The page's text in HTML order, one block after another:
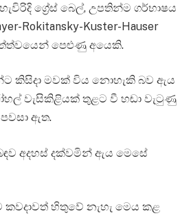
ග්‍රේස් බෙල්, උපතින්ම ගර්භාෂය
Rokitansky-Kuster-Hauser
පෙළුණු අයෙකි.
කිසිදා මවක් විය නොහැකි බව ඇය
වැසිකිළියක් තුළට වී හඬා වැටුණු
ඇත.
අදහස් දක්වමින් ඇය මෙසේ
හිතුවේ නැහැ මෙය කළ